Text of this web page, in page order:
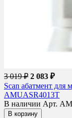
3 019 ₽ 2 083 ₽
Scan абатмент для
AMUASR4013T
В наличии Арт.
В корзину